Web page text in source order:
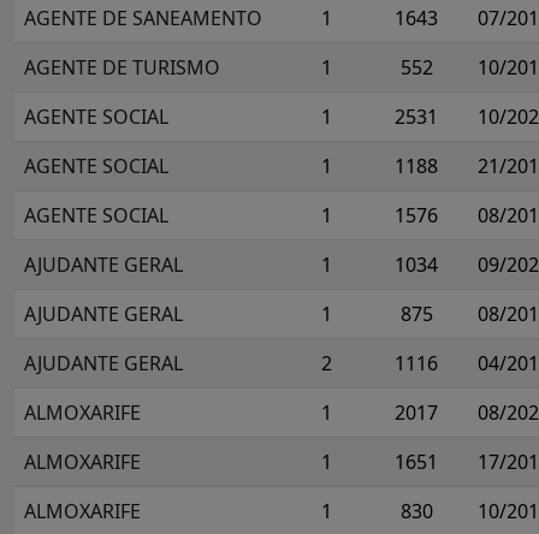
AGENTE DE SANEAMENTO 1 1643
07/
AGENTE DE TURISMO
1 552
10/
AGENTE SOCIAL
1 2531
10/
AGENTE SOCIAL
1 1188
21/
AGENTE SOCIAL
1 1576
08/
AJUDANTE GERAL
1 1034
09/
AJUDANTE GERAL
1 875
08/
AJUDANTE GERAL
2 1116
04/
ALMOXARIFE
1 2017
08/
ALMOXARIFE
1 1651
17/
ALMOXARIFE
1 830
10/